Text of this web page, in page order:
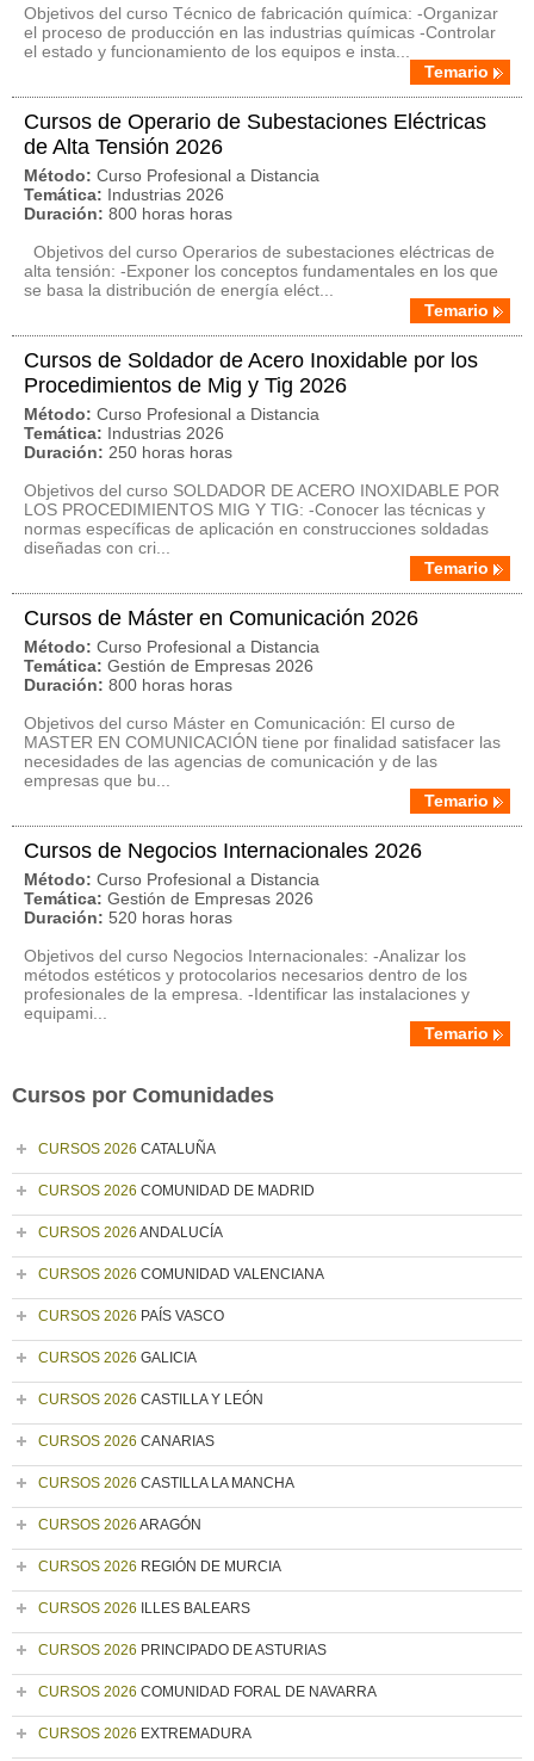
Objetivos del curso Técnico de fabricación química: -Organizar
el proceso de producción en las industrias químicas -Controlar
el estado y funcionamiento de los equipos e insta...
Temario
Cursos de Operario de Subestaciones Eléctricas
de Alta Tensión 2026
Método: Curso Profesional a Distancia
Temática: Industrias 2026
Duración: 800 horas horas
Objetivos del curso Operarios de subestaciones eléctricas de
alta tensión: -Exponer los conceptos fundamentales en los que
se basa la distribución de energía eléct...
Temario
Cursos de Soldador de Acero Inoxidable por los
Procedimientos de Mig y Tig 2026
Método: Curso Profesional a Distancia
Temática: Industrias 2026
Duración: 250 horas horas
Objetivos del curso SOLDADOR DE ACERO INOXIDABLE POR
LOS PROCEDIMIENTOS MIG Y TIG: -Conocer las técnicas y
normas específicas de aplicación en construcciones soldadas
diseñadas con cri...
Temario
Cursos de Máster en Comunicación 2026
Método: Curso Profesional a Distancia
Temática: Gestión de Empresas 2026
Duración: 800 horas horas
Objetivos del curso Máster en Comunicación: El curso de
MASTER EN COMUNICACIÓN tiene por finalidad satisfacer las
necesidades de las agencias de comunicación y de las
empresas que bu...
Temario
Cursos de Negocios Internacionales 2026
Método: Curso Profesional a Distancia
Temática: Gestión de Empresas 2026
Duración: 520 horas horas
Objetivos del curso Negocios Internacionales: -Analizar los
métodos estéticos y protocolarios necesarios dentro de los
profesionales de la empresa. -Identificar las instalaciones y
equipami...
Temario
Cursos por Comunidades
CURSOS 2026 CATALUÑA
CURSOS 2026 COMUNIDAD DE MADRID
CURSOS 2026 ANDALUCÍA
CURSOS 2026 COMUNIDAD VALENCIANA
CURSOS 2026 PAÍS VASCO
CURSOS 2026 GALICIA
CURSOS 2026 CASTILLA Y LEÓN
CURSOS 2026 CANARIAS
CURSOS 2026 CASTILLA LA MANCHA
CURSOS 2026 ARAGÓN
CURSOS 2026 REGIÓN DE MURCIA
CURSOS 2026 ILLES BALEARS
CURSOS 2026 PRINCIPADO DE ASTURIAS
CURSOS 2026 COMUNIDAD FORAL DE NAVARRA
CURSOS 2026 EXTREMADURA